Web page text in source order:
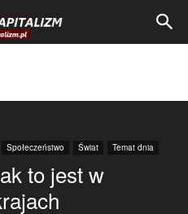
Społeczeństwo Świat Temat dnia
to jest w